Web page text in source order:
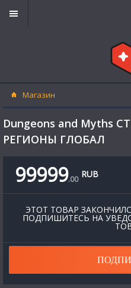
Магазин
Dungeons and Myths
РЕГИОНЫ ГЛОБАЛ
99999.00 RUB
ЭТОТ ТОВАР
ПОДПИШИТЕСЬ НА